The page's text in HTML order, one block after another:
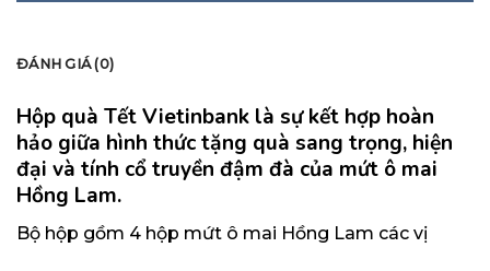
ĐÁNH GIÁ (0)
Hộp quà Tết Vietinbank là sự kết hợp hoàn
hảo giữa hình thức tặng quà sang trọng, hiện
đại và tính cổ truyền đậm đà của mứt ô mai
Hồng Lam.
Bộ hộp gồm 4 hộp mứt ô mai Hồng Lam các vị